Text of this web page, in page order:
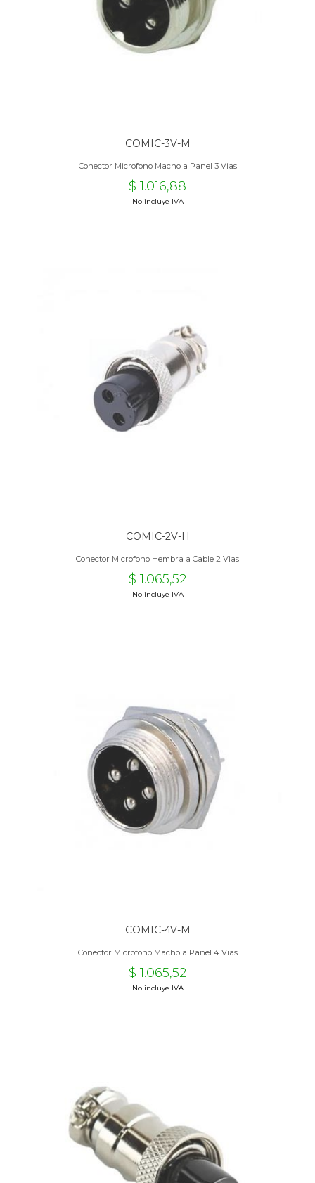
COMIC-3V-M
Conector Microfono Macho a Panel 3 Vias
$ 1.016,88
No incluye IVA
COMIC-2V-H
Conector Microfono Hembra a Cable 2 Vias
$ 1.065,52
No incluye IVA
COMIC-4V-M
Conector Microfono Macho a Panel 4 Vias
$ 1.065,52
No incluye IVA